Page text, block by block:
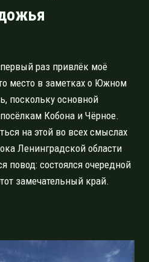
раз привлёк моё
место в заметках о Южном
поскольку основной
Кобона и Чёрное.
на этой во всех смыслах
Ленинградской области
повод: состоялся очередной
замечательный край.